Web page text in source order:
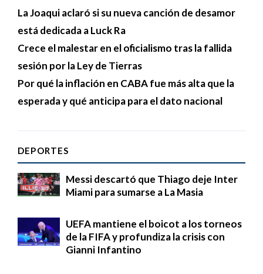
La Joaqui aclaró si su nueva canción de desamor
está dedicada a Luck Ra
Crece el malestar en el oficialismo tras la fallida
sesión por la Ley de Tierras
Por qué la inflación en CABA fue más alta que la
esperada y qué anticipa para el dato nacional
DEPORTES
Messi descartó que Thiago deje Inter
Miami para sumarse a La Masia
UEFA mantiene el boicot a los torneos
de la FIFA y profundiza la crisis con
Gianni Infantino